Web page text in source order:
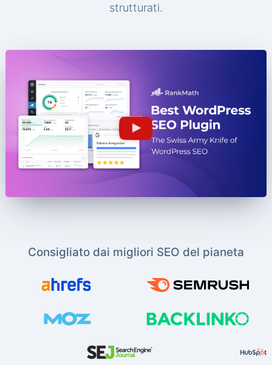
strutturati.
Consigliato dai migliori SEO del pianeta